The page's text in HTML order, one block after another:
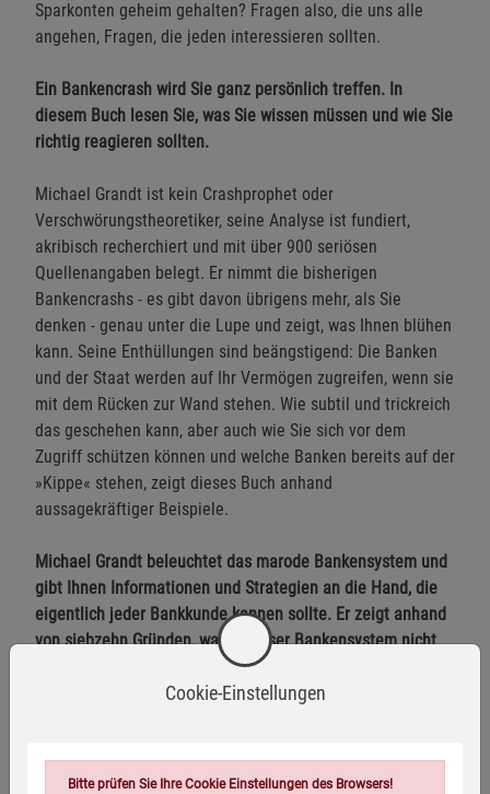
Sparkonten geheim gehalten? Fragen also, die uns alle
angehen, Fragen, die jeden interessieren sollten.
Ein Bankencrash wird Sie ganz persönlich treffen. In
diesem Buch lesen Sie, was Sie wissen müssen und wie Sie
richtig reagieren sollten.
Michael Grandt ist kein Crashprophet oder
Verschwörungstheoretiker, seine Analyse ist fundiert,
akribisch recherchiert und mit über 900 seriösen
Quellenangaben belegt. Er nimmt die bisherigen
Bankencrashs - es gibt davon übrigens mehr, als Sie
denken - genau unter die Lupe und zeigt, was Ihnen blühen
kann. Seine Enthüllungen sind beängstigend: Die Banken
und der Staat werden auf Ihr Vermögen zugreifen, wenn sie
mit dem Rücken zur Wand stehen. Wie subtil und trickreich
das geschehen kann, aber auch wie Sie sich vor dem
Zugriff schützen können und welche Banken bereits auf der
»Kippe« stehen, zeigt dieses Buch anhand
aussagekräftiger Beispiele.
Michael Grandt beleuchtet das marode Bankensystem und
gibt Ihnen Informationen und Strategien an die Hand, die
eigentlich jeder Bankkunde kennen sollte. Er zeigt anhand
von siebzehn Gründen, warum unser Bankensystem nicht
mehr zu retten ist und was Sie jetzt noch tun können und
Herstellerinformationen
Cookie-Einstellungen
Bitte prüfen Sie Ihre Cookie Einstellungen des Browsers!